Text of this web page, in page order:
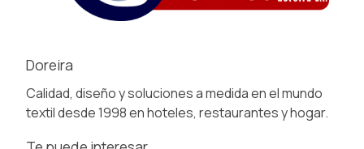
Doreira
Calidad, diseño y soluciones a medida en el mundo
textil desde 1998 en hoteles, restaurantes y hogar.